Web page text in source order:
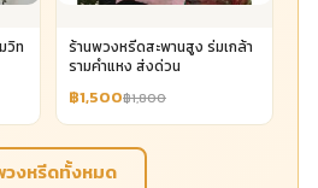
วิท
ร้านพวงหรีดสะพานสูง ร่มเกล้า
รามคำแหง ส่งด่วน
฿1,500฿1,800
งหรีดทั้งหมด